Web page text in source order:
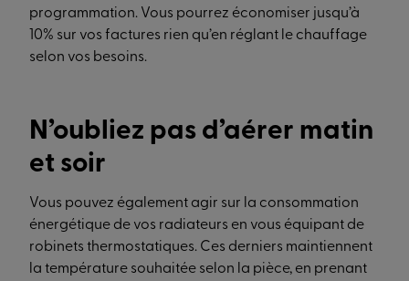
programmation. Vous pourrez économiser jusqu’à
10% sur vos factures rien qu’en réglant le chauffage
selon vos besoins.
N’oubliez pas d’aérer matin
et soir
Vous pouvez également agir sur la consommation
énergétique de vos radiateurs en vous équipant de
robinets thermostatiques. Ces derniers maintiennent
la température souhaitée selon la pièce, en prenant